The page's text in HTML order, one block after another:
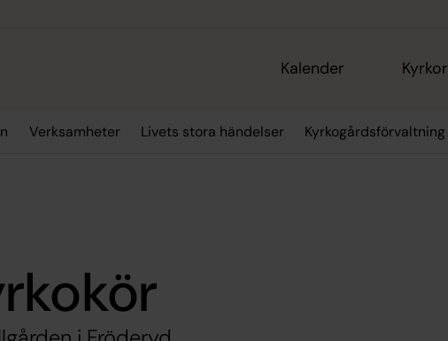
Kalender Kyrkor
Verksamheter Livets stora händelser Kyrkogårdsförvaltning